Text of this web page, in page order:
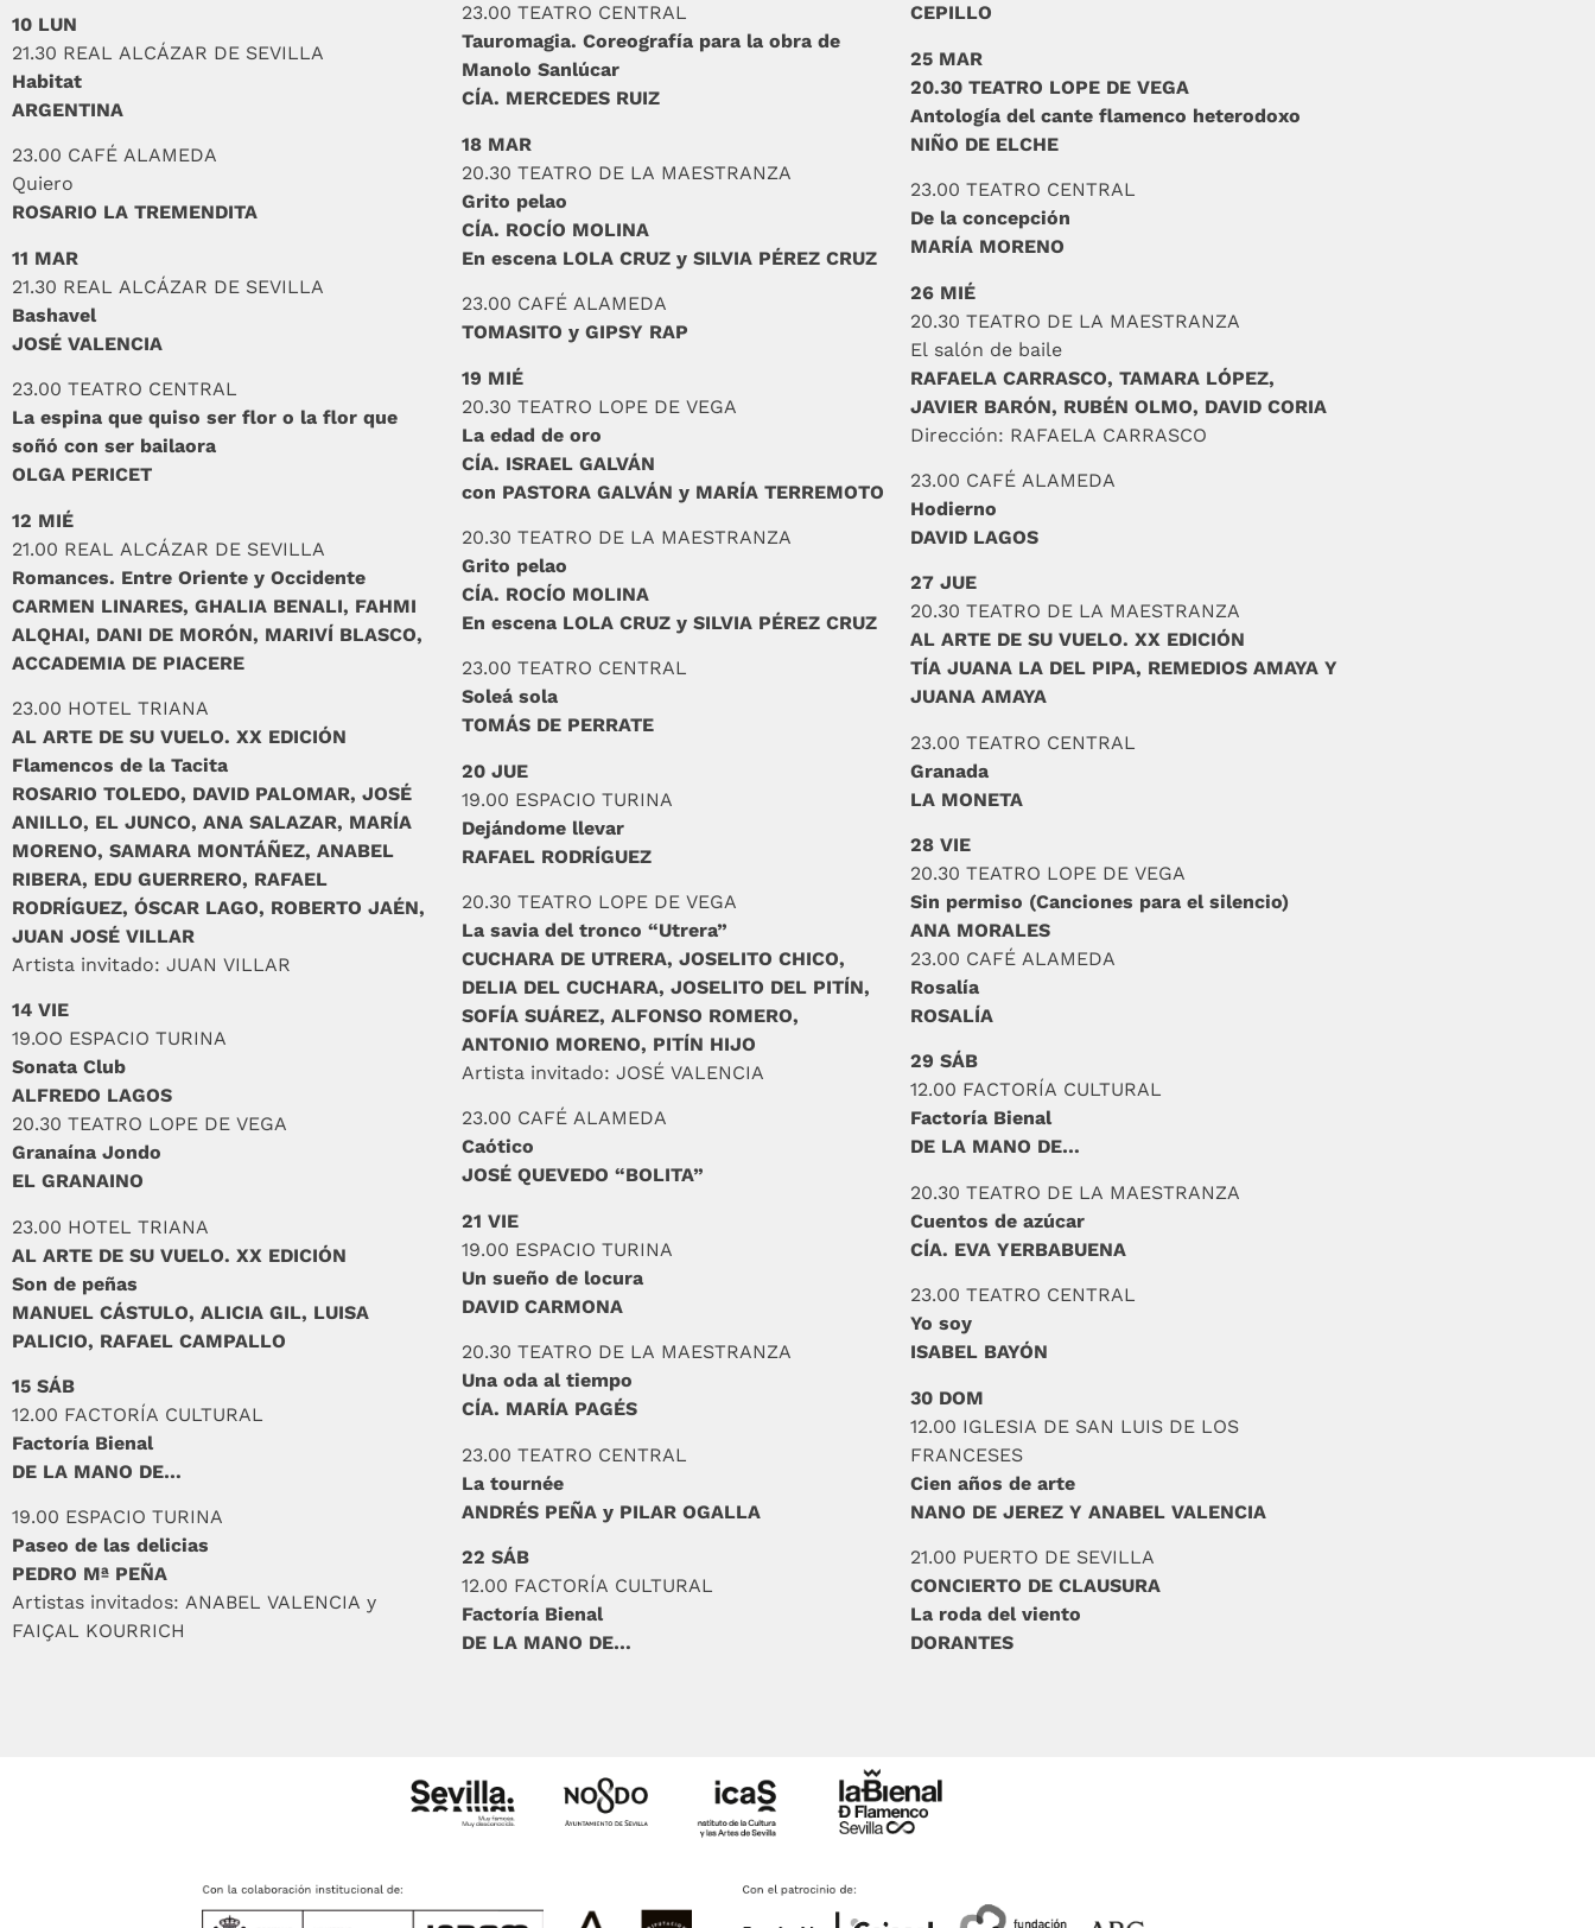
10 LUN
21.30 REAL ALCÁZAR DE SEVILLA
Habitat
ARGENTINA
23.00 CAFÉ ALAMEDA
Quiero
ROSARIO LA TREMENDITA
11 MAR
21.30 REAL ALCÁZAR DE SEVILLA
Bashavel
JOSÉ VALENCIA
23.00 TEATRO CENTRAL
La espina que quiso ser flor o la flor que
soñó con ser bailaora
OLGA PERICET
12 MIÉ
21.00 REAL ALCÁZAR DE SEVILLA
Romances. Entre Oriente y Occidente
CARMEN LINARES, GHALIA BENALI, FAHMI
ALQHAI, DANI DE MORÓN, MARIVÍ BLASCO,
ACCADEMIA DE PIACERE
23.00 HOTEL TRIANA
AL ARTE DE SU VUELO. XX EDICIÓN
Flamencos de la Tacita
ROSARIO TOLEDO, DAVID PALOMAR, JOSÉ
ANILLO, EL JUNCO, ANA SALAZAR, MARÍA
MORENO, SAMARA MONTÁÑEZ, ANABEL
RIBERA, EDU GUERRERO, RAFAEL
RODRÍGUEZ, ÓSCAR LAGO, ROBERTO JAÉN,
JUAN JOSÉ VILLAR
Artista invitado: JUAN VILLAR
14 VIE
19.OO ESPACIO TURINA
Sonata Club
ALFREDO LAGOS
20.30 TEATRO LOPE DE VEGA
Granaína Jondo
EL GRANAINO
23.00 HOTEL TRIANA
AL ARTE DE SU VUELO. XX EDICIÓN
Son de peñas
MANUEL CÁSTULO, ALICIA GIL, LUISA
PALICIO, RAFAEL CAMPALLO
15 SÁB
12.00 FACTORÍA CULTURAL
Factoría Bienal
DE LA MANO DE…
19.00 ESPACIO TURINA
Paseo de las delicias
PEDRO Mª PEÑA
Artistas invitados: ANABEL VALENCIA y
FAIÇAL KOURRICH
23.00 TEATRO CENTRAL
Tauromagia. Coreografía para la obra de
Manolo Sanlúcar
CÍA. MERCEDES RUIZ
18 MAR
20.30 TEATRO DE LA MAESTRANZA
Grito pelao
CÍA. ROCÍO MOLINA
En escena LOLA CRUZ y SILVIA PÉREZ CRUZ
23.00 CAFÉ ALAMEDA
TOMASITO y GIPSY RAP
19 MIÉ
20.30 TEATRO LOPE DE VEGA
La edad de oro
CÍA. ISRAEL GALVÁN
con PASTORA GALVÁN y MARÍA TERREMOTO
20.30 TEATRO DE LA MAESTRANZA
Grito pelao
CÍA. ROCÍO MOLINA
En escena LOLA CRUZ y SILVIA PÉREZ CRUZ
23.00 TEATRO CENTRAL
Soleá sola
TOMÁS DE PERRATE
20 JUE
19.00 ESPACIO TURINA
Dejándome llevar
RAFAEL RODRÍGUEZ
20.30 TEATRO LOPE DE VEGA
La savia del tronco “Utrera”
CUCHARA DE UTRERA, JOSELITO CHICO,
DELIA DEL CUCHARA, JOSELITO DEL PITÍN,
SOFÍA SUÁREZ, ALFONSO ROMERO,
ANTONIO MORENO, PITÍN HIJO
Artista invitado: JOSÉ VALENCIA
23.00 CAFÉ ALAMEDA
Caótico
JOSÉ QUEVEDO “BOLITA”
21 VIE
19.00 ESPACIO TURINA
Un sueño de locura
DAVID CARMONA
20.30 TEATRO DE LA MAESTRANZA
Una oda al tiempo
CÍA. MARÍA PAGÉS
23.00 TEATRO CENTRAL
La tournée
ANDRÉS PEÑA y PILAR OGALLA
22 SÁB
12.00 FACTORÍA CULTURAL
Factoría Bienal
DE LA MANO DE…
CEPILLO
25 MAR
20.30 TEATRO LOPE DE VEGA
Antología del cante flamenco heterodoxo
NIÑO DE ELCHE
23.00 TEATRO CENTRAL
De la concepción
MARÍA MORENO
26 MIÉ
20.30 TEATRO DE LA MAESTRANZA
El salón de baile
RAFAELA CARRASCO, TAMARA LÓPEZ,
JAVIER BARÓN, RUBÉN OLMO, DAVID CORIA
Dirección: RAFAELA CARRASCO
23.00 CAFÉ ALAMEDA
Hodierno
DAVID LAGOS
27 JUE
20.30 TEATRO DE LA MAESTRANZA
AL ARTE DE SU VUELO. XX EDICIÓN
TÍA JUANA LA DEL PIPA, REMEDIOS AMAYA Y
JUANA AMAYA
23.00 TEATRO CENTRAL
Granada
LA MONETA
28 VIE
20.30 TEATRO LOPE DE VEGA
Sin permiso (Canciones para el silencio)
ANA MORALES
23.00 CAFÉ ALAMEDA
Rosalía
ROSALÍA
29 SÁB
12.00 FACTORÍA CULTURAL
Factoría Bienal
DE LA MANO DE…
20.30 TEATRO DE LA MAESTRANZA
Cuentos de azúcar
CÍA. EVA YERBABUENA
23.00 TEATRO CENTRAL
Yo soy
ISABEL BAYÓN
30 DOM
12.00 IGLESIA DE SAN LUIS DE LOS
FRANCESES
Cien años de arte
NANO DE JEREZ Y ANABEL VALENCIA
21.00 PUERTO DE SEVILLA
CONCIERTO DE CLAUSURA
La roda del viento
DORANTES